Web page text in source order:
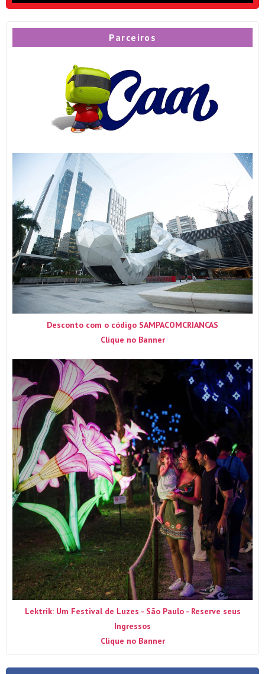
Parceiros
Desconto com o código SAMPACOMCRIANCAS
Clique no Banner
Lektrik: Um Festival de Luzes - São Paulo - Reserve seus
Ingressos
Clique no Banner